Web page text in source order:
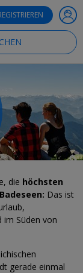
die höchsten
Das ist
im Süden von
gerade einmal